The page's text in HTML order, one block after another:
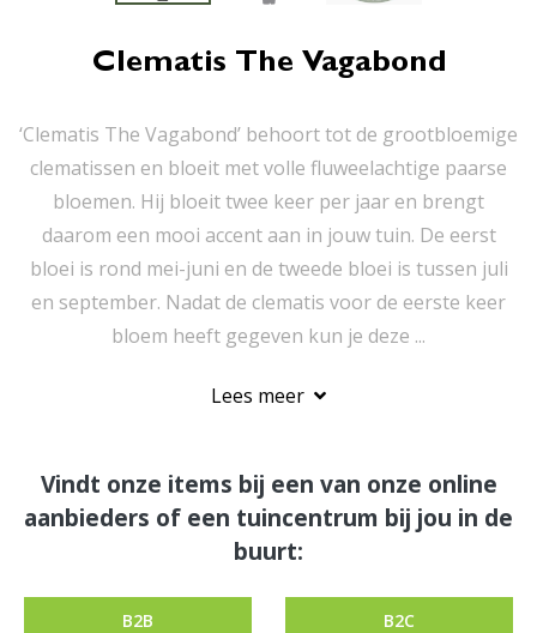
Clematis The Vagabond
‘Clematis The Vagabond’ behoort tot de grootbloemige
clematissen en bloeit met volle fluweelachtige paarse
bloemen. Hij bloeit twee keer per jaar en brengt
daarom een mooi accent aan in jouw tuin. De eerst
bloei is rond mei-juni en de tweede bloei is tussen juli
en september. Nadat de clematis voor de eerste keer
bloem heeft gegeven kun je deze ...
Lees meer
Vindt onze items bij een van onze online
aanbieders of een tuincentrum bij jou in de
buurt:
B2B B2C